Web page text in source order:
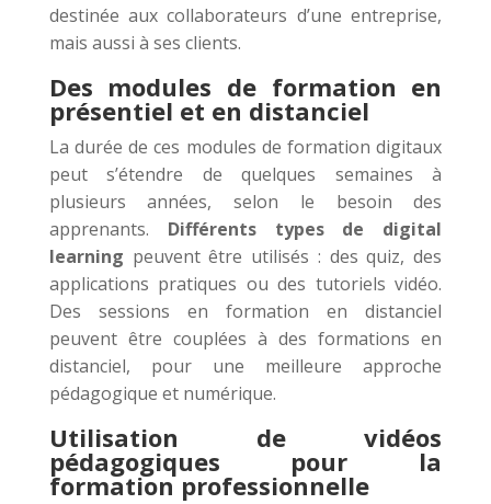
destinée aux collaborateurs d’une entreprise,
mais aussi à ses clients.
Des modules de formation en
présentiel et en distanciel
La durée de ces modules de formation digitaux
peut s’étendre de quelques semaines à
plusieurs années, selon le besoin des
apprenants. Différents types de digital
learning peuvent être utilisés : des quiz, des
applications pratiques ou des tutoriels vidéo.
Des sessions en formation en distanciel
peuvent être couplées à des formations en
distanciel, pour une meilleure approche
pédagogique et numérique.
Utilisation de vidéos
pédagogiques pour la
formation professionnelle